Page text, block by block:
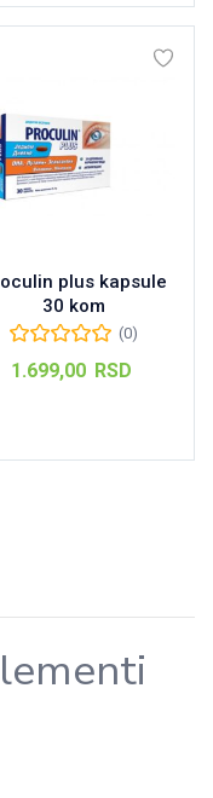
plus kapsule
30 kom
(0)
1.699,00 RSD